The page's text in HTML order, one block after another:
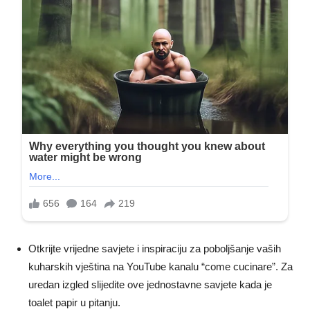
Otkrijte vrijedne savjete i inspiraciju za poboljšanje vaših
kuharskih vještina na YouTube kanalu “come cucinare”. Za
uredan izgled slijedite ove jednostavne savjete kada je
toalet papir u pitanju.